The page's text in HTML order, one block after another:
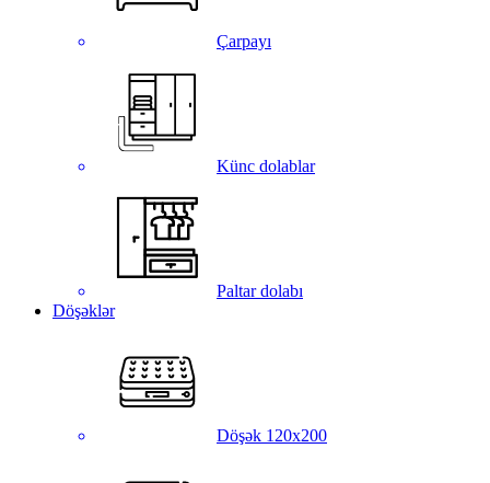
Çarpayı
Künc dolablar
Paltar dolabı
Döşəklər
Döşək 120x200